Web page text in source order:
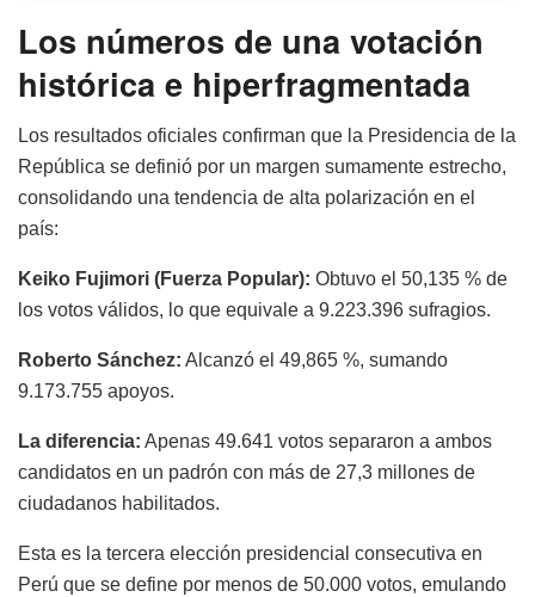
Los números de una votación
histórica e hiperfragmentada
Los resultados oficiales confirman que la Presidencia de la
República se definió por un margen sumamente estrecho,
consolidando una tendencia de alta polarización en el
país:
Keiko Fujimori (Fuerza Popular): Obtuvo el 50,135 % de
los votos válidos, lo que equivale a 9.223.396 sufragios.
Roberto Sánchez: Alcanzó el 49,865 %, sumando
9.173.755 apoyos.
La diferencia: Apenas 49.641 votos separaron a ambos
candidatos en un padrón con más de 27,3 millones de
ciudadanos habilitados.
Esta es la tercera elección presidencial consecutiva en
Perú que se define por menos de 50.000 votos, emulando